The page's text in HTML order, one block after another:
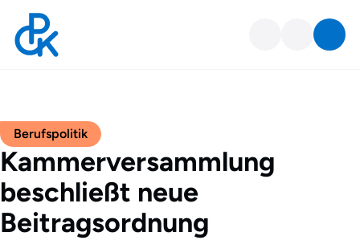
Kammerversammlung
beschließt neue
Beitragsordnung
Berufspolitik